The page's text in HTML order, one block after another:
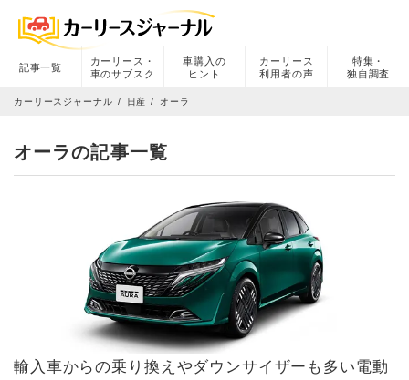
記事一覧
カーリース・
車のサブスク
車購入の
ヒント
カーリース
利用者の声
特集・
独自調査
カーリースジャーナル 日産 オーラ
オーラの記事一覧
輸入車からの乗り換えやダウンサイザーも多い電動